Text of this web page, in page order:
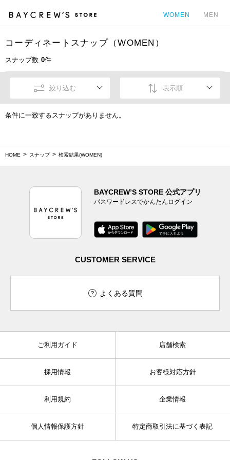
WOMEN MEN
コーディネートスナップ（WOMEN）
スナップ数 0件
絞り込む 表示順
条件に一致するスナップがありません。
HOME スナップ 検索結果(WOMEN)
BAYCREW’S STORE 公式アプリ
パスワードレスでかんたんログイン
CUSTOMER SERVICE
よくある質問
ご利用ガイド 店舗検索
採用情報 お客様対応方針
利用規約 企業情報
個人情報保護方針 特定商取引法に基づく表記